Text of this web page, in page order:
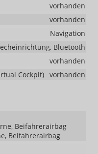
vorhanden
vorhanden
Navigation
Bluetooth
vorhanden
Cockpit) vorhanden
Beifahrerairbag
Beifahrerairbag